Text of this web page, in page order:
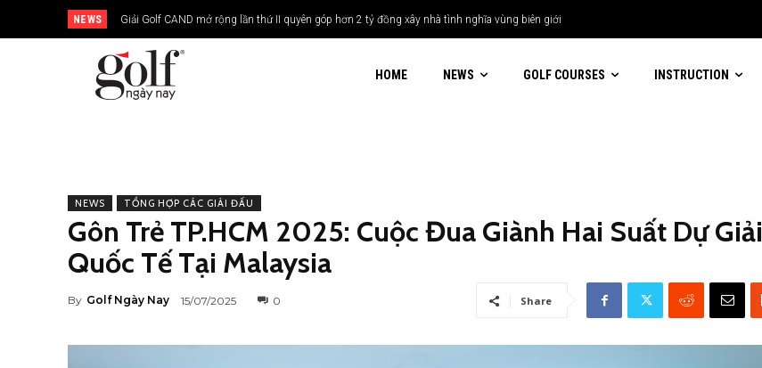
NEWS Giải Golf CAND mở rộng lần thứ II quyên góp hơn 2 tỷ đồng xây nhà tình nghĩa vùng biên giới
24H Group tổ chức giải golf kỷ niệm 15 năm thành lập
HOME NEWS GOLF COURSES INSTRUCTION
NEWS TỔNG HỢP CÁC GIẢI ĐẤU
Gôn Trẻ TP.HCM 2025: Cuộc Đua Giành Hai Suất Dự Giải
Quốc Tế Tại Malaysia
By Golf Ngày Nay 15/07/2025 0 Share